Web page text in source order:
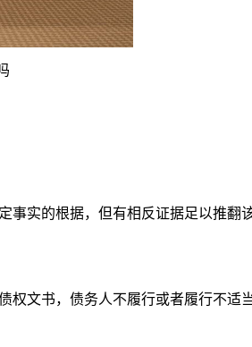
实的根据，但有相反证据足以推翻
文书，债务人不履行或者履行不适